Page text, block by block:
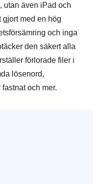
utan även iPad och
gjort med en hög
och inga
den säkert alla
förlorade filer i
lösenord,
och mer.